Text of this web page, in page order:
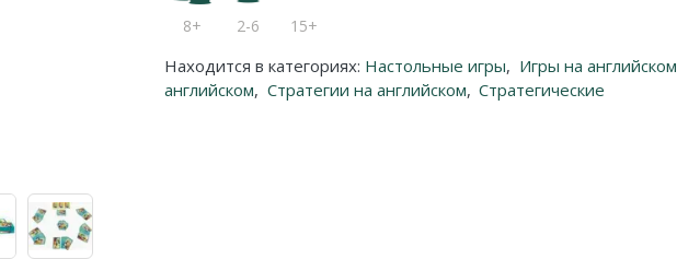
8+ 2-6 15+
Находится в категориях: Настольные игры, Игры на английском
английском, Стратегии на английском, Стратегические